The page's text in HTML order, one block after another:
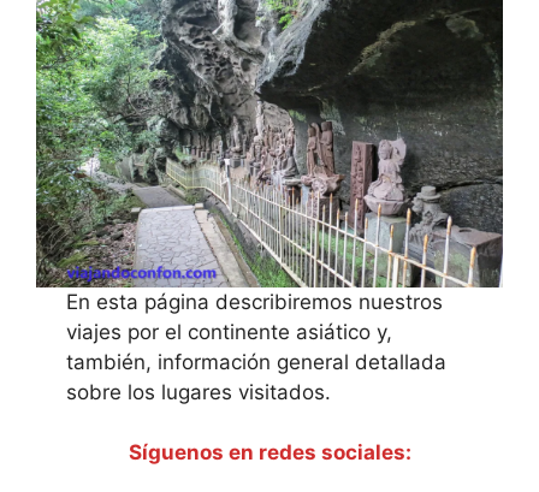
En esta página describiremos nuestros
viajes por el continente asiático y,
también, información general detallada
sobre los lugares visitados.
Síguenos en redes sociales: